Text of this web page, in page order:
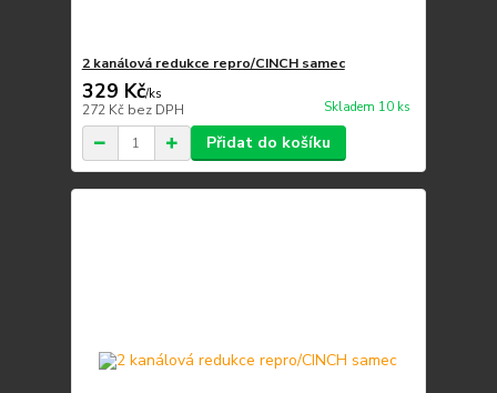
2 kanálová redukce repro/CINCH samec
329 Kč/ks
272 Kč bez DPH Skladem 10 ks
Přidat do košíku